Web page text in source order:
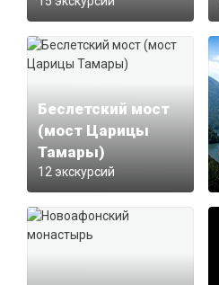
Беслетский мост
(мост Царицы
Тамары)
12 экскурсий